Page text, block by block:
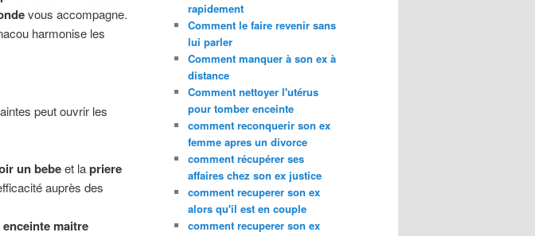
vous accompagne.
harmonise les
peut ouvrir les
un bebeet lapriere
auprès des
maitre
rapidement
Comment le faire revenir sans
lui parler
Comment manquer à son ex à
distance
Comment nettoyer l'utérus
pour tomber enceinte
comment reconquerir son ex
femme apres un divorce
comment récupérer ses
affaires chez son ex justice
comment recuperer son ex
alors qu'il est en couple
comment recuperer son ex